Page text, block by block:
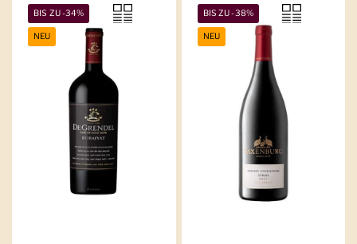
BIS ZU -34%
NEU
BIS ZU -38%
NEU